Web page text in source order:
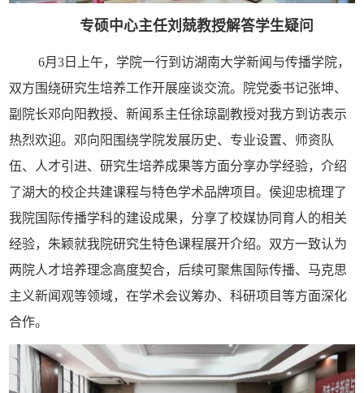
专硕中心主任刘兢教授解答学生疑问
6月3日上午，学院一行到访湖南大学新闻与传播学院，
双方围绕研究生培养工作开展座谈交流。院党委书记张坤、
副院长邓向阳教授、新闻系主任徐琼副教授对我方到访表示
热烈欢迎。邓向阳围绕学院发展历史、专业设置、师资队
伍、人才引进、研究生培养成果等方面分享办学经验，介绍
了湖大的校企共建课程与特色学术品牌项目。侯迎忠梳理了
我院国际传播学科的建设成果，分享了校媒协同育人的相关
经验，朱颖就我院研究生特色课程展开介绍。双方一致认为
两院人才培养理念高度契合，后续可聚焦国际传播、马克思
主义新闻观等领域，在学术会议筹办、科研项目等方面深化
合作。